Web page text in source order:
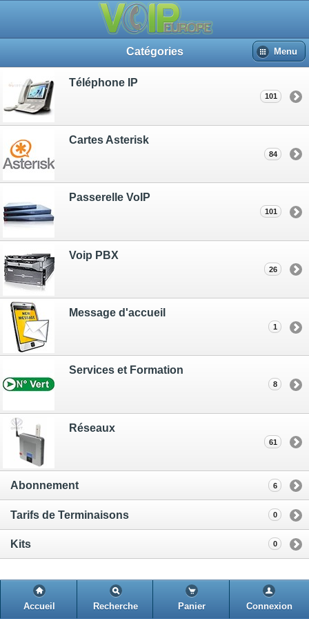
Catégories Menu
Téléphone IP
101
Cartes Asterisk
84
Passerelle VoIP
101
Voip PBX
26
Message d'accueil
1
Services et Formation
8
Réseaux
61
Abonnement 6
Tarifs de Terminaisons 0
Kits 0
Accueil Recherche Panier Connexion